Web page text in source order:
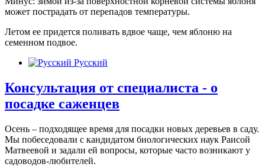
может пострадать от перепадов температуры.
Летом ее придется поливать вдвое чаще, чем яблоню на
семенном подвое.
Русский
Консультация от специалиста - о
посадке саженцев
Осень – подходящее время для посадки новых деревьев в саду.
Мы побеседовали с кандидатом биологических наук Раисой
Матвеевой и задали ей вопросы, которые часто возникают у
садоводов-любителей.